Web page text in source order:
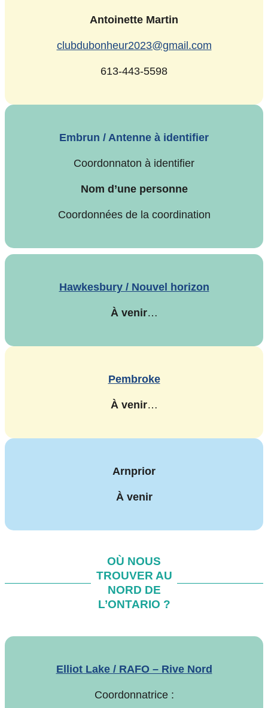
Antoinette Martin
clubdubonheur2023@gmail.com
613-443-5598
Embrun / Antenne à identifier
Coordonnaton à identifier
Nom d’une personne
Coordonnées de la coordination
Hawkesbury / Nouvel horizon
À venir…
Pembroke
À venir…
Arnprior
À venir
OÙ NOUS
TROUVER AU
NORD DE
L’ONTARIO ?
Elliot Lake / RAFO – Rive Nord
Coordonnatrice :